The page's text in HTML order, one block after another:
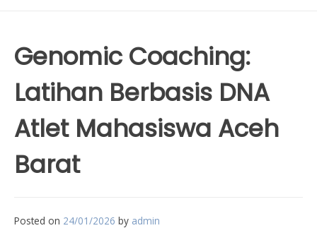
Genomic Coaching:
Latihan Berbasis DNA
Atlet Mahasiswa Aceh
Barat
Posted on 24/01/2026 by admin